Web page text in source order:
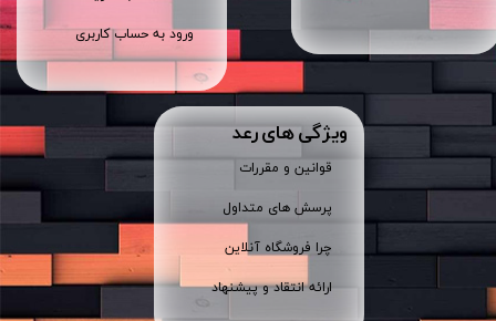
ورود به حساب کاربری
ویژگی های رعد
قوانین و مقررات
پرسش های متداول
چرا فروشگاه آنلاین
ارائه انتقاد و پیشنهاد